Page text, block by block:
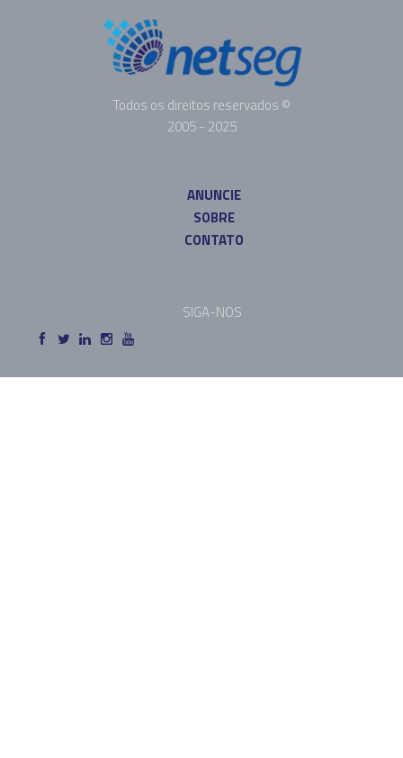
Todos os direitos reservados ©
2005 - 2025
ANUNCIE
SOBRE
CONTATO
SIGA-NOS